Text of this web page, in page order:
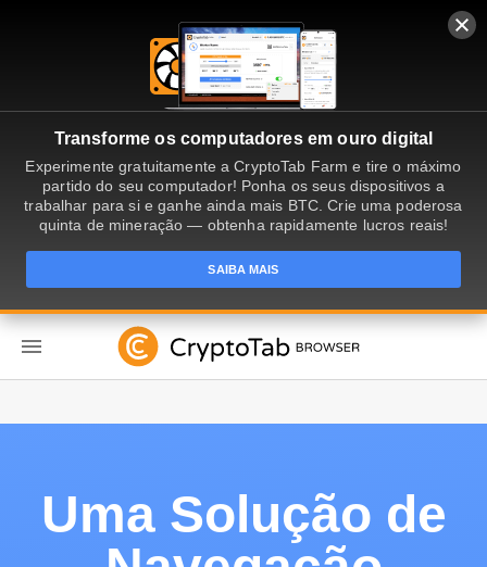
Transforme os computadores em ouro digital
Experimente gratuitamente a CryptoTab Farm e tire o máximo
partido do seu computador! Ponha os seus dispositivos a
trabalhar para si e ganhe ainda mais BTC. Crie uma poderosa
quinta de mineração — obtenha rapidamente lucros reais!
SAIBA MAIS
Uma Solução de